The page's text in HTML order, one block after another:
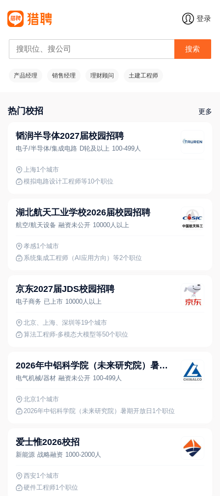
登录
搜索
产品经理 销售经理 理财顾问 土建工程师
热门校招 更多
韬润半导体2027届校园招聘
电子/半导体/集成电路 D轮及以上 100-499人
上海1个城市
模拟电路设计工程师等10个职位
湖北航天工业学校2026届校园招聘
航空/航天设备 融资未公开 10000人以上
孝感1个城市
系统集成工程师（AI应用方向） 等2个职位
京东2027届JDS校园招聘
电子商务 已上市 10000人以上
北京、上海、深圳 等19个城市
算法工程师-多模态大模型等50个职位
2026年中铝科学院（未来研究院）暑期开放日
电气机械/器材 融资未公开 100-499人
北京1个城市
2026年中铝科学院（未来研究院）暑期开放日 1个职位
爱士惟2026校招
新能源 战略融资 1000-2000人
西安1个城市
硬件工程师1个职位